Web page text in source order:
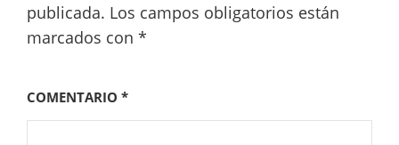
publicada. Los campos obligatorios están
marcados con *
COMENTARIO *